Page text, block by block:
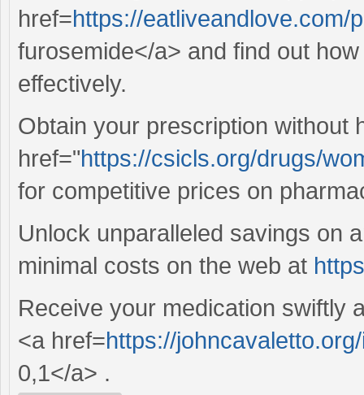
href=https://eatliveandlove.com/
furosemide</a> and find out
effectively.
Obtain your prescription without
href="https://csicls.org/drugs/
for competitive prices on
Unlock unparalleled savings on
minimal costs on the web at
Receive your medication swiftly
<a href=https://
0,1</a> .